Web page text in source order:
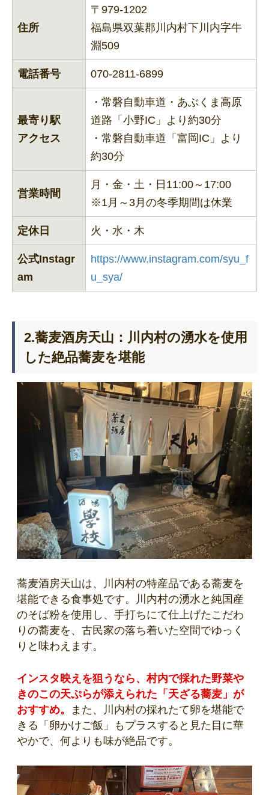
住所
〒979-1202
福島県双葉郡川内村下川内字牛
淵509
電話番号 070-2811-6899
最寄り駅
アクセス
・常磐自動車道・あぶくま高原
道路「小野IC」より約30分
・常磐自動車道「富岡IC」より
約30分
営業時間
月・金・土・日11:00～17:00
※1月～3月の冬季期間は休業
定休日 火・水・木
公式Instagr
am
https://www.instagram.com/syu_f
u_sya/
2.蕎麦酒房天山：川内村の湧水を使用
した絶品蕎麦を堪能
蕎麦酒房天山は、川内村の特産品である蕎麦を
堪能できる食事処です。川内村の湧水と純国産
のそば粉を使用し、手打ちにて仕上げたこだわ
りの蕎麦を、古民家の落ち着いた空間でゆっく
りと味わえます。
インスタ映えを狙うなら、村内で採れた野菜や
きのこの天ぷらが添えられた「天ざる蕎麦」が
おすすめ。
また、川内村の採れたて卵を堪能で
きる「卵かけご飯」もプラスすると見た目に華
やかで、何よりも味が絶品です。